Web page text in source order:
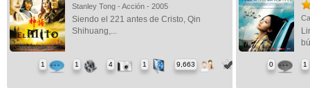
Stanley Tong - Acción - 2005
Siendo el 221 antes de Cristo, Qin
Shihuang,...
1 1 4 1 9,663 0 1